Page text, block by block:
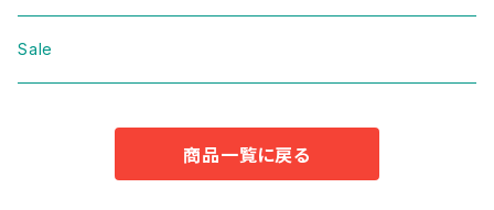
Jacket
Domestic
bag
Accessories
Sale
商品一覧に戻る